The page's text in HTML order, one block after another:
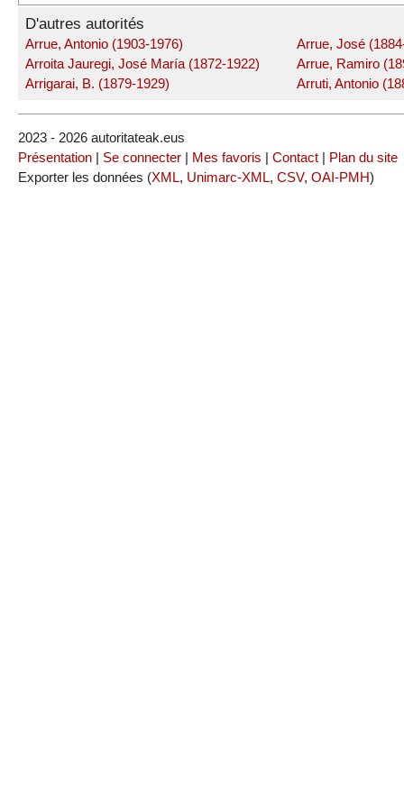
D'autres autorités
Arrue, Antonio (1903-1976)
Arroita Jauregi, José María (1872-1922)
Arrigarai, B. (1879-1929)
Arrue, José
Arrue, Ramiro
Arruti, Antonio
2023 - 2026 autoritateak.eus
Présentation
Se connecter Mes favoris Contact
Plan du site
Exporter les données (XML, Unimarc-XML, CSV, OAI-PMH)